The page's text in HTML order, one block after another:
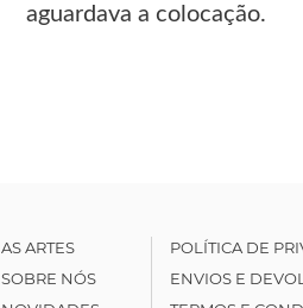
aguardava a colocação.
AS ARTES
SOBRE NÓS
POLÍTICA DE
ENVIOS E